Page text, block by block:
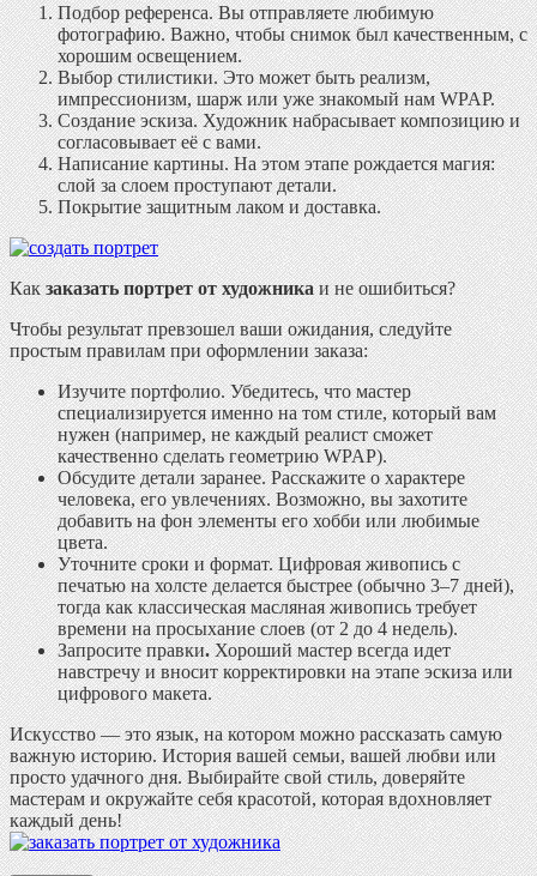
Подбор референса.Вы отправляете любимую
фотографию. Важно, чтобы снимок был качественным, с
хорошим освещением.
Выбор стилистики.Это может быть реализм,
импрессионизм, шарж или уже знакомый нам WPAP.
Создание эскиза.Художник набрасывает композицию и
согласовывает её с вами.
Написание картины.На этом этапе рождается магия:
слой за слоем проступают детали.
Покрытие защитным лаком и доставка.
Какзаказать портрет от художникаи не ошибиться?
Чтобы результат превзошел ваши ожидания, следуйте
простым правилам при оформлении заказа:
Изучите портфолио.Убедитесь, что мастер
специализируется именно на том стиле, который вам
нужен (например, не каждый реалист сможет
качественно сделать геометрию WPAP).
Обсудите детали заранее.Расскажите о характере
человека, его увлечениях. Возможно, вы захотите
добавить на фон элементы его хобби или любимые
цвета.
Уточните сроки и формат.Цифровая живопись с
печатью на холсте делается быстрее (обычно 3–7 дней),
тогда как классическая масляная живопись требует
времени на просыхание слоев (от 2 до 4 недель).
Запросите правки.Хороший мастер всегда идет
навстречу и вносит корректировки на этапе эскиза или
цифрового макета.
Искусство — это язык, на котором можно рассказать самую
важную историю. История вашей семьи, вашей любви или
просто удачного дня. Выбирайте свой стиль, доверяйте
мастерам и окружайте себя красотой, которая вдохновляет
каждый день!